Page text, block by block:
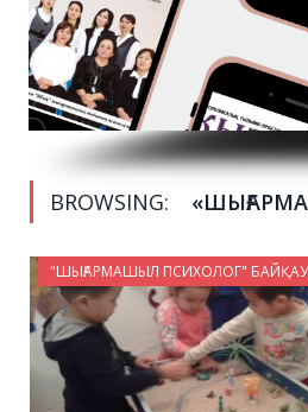
BROWSING:
"ШЫҒАРМАШЫЛ ПСИХОЛОГ"